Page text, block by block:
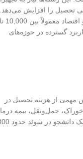
تحصیل را افزایش می‌دهد.
رشته‌های مدیریت و اقتصاد: شهریه دوره‌های تحصیلی مدیریت و اقتصاد معمولاً بین 10,000 تا
گسترده در حوزه‌های
زندگی نیز بخش مهمی از هزینه تحصیل در
حمل‌ونقل، بیمه